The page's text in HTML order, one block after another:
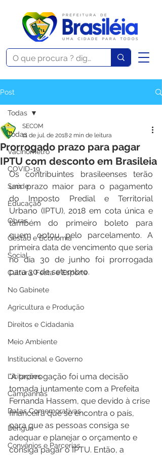
Post
Todas
Vacinômetro
COVID-19
Saúde
Educação
Obras
Gestão e Economia
Social
Cultura, Festa e Esporte
No Gabinete
Agricultura e Produção
Direitos e Cidadania
Meio Ambiente
Institucional e Governo
Licitações
Campanhas
Datas Comemorativas
Dengue
Convênios e Parcerias
Todas
Prorrogado prazo para pagar
IPTU com desconto em Brasileia
SECOM
11 de jul. de 20182 min de leitura
Os contribuintes brasileenses terão
um prazo maior para o pagamento
do Imposto Predial e Territorial
Urbano (IPTU), 2018 em cota única e
também do primeiro boleto para
quem optou pelo parcelamento. A
primeira data de vencimento que seria
no dia 30 de junho foi prorrogada
para 30 de setembro.
“A prorrogação foi uma decisão
tomada juntamente com a Prefeita
Fernanda Hassem, que devido à crise
financeira que se encontra o país,
para que as pessoas consiga se
adequar e planejar o orçamento e
consiga pagar o IPTU. Então, a